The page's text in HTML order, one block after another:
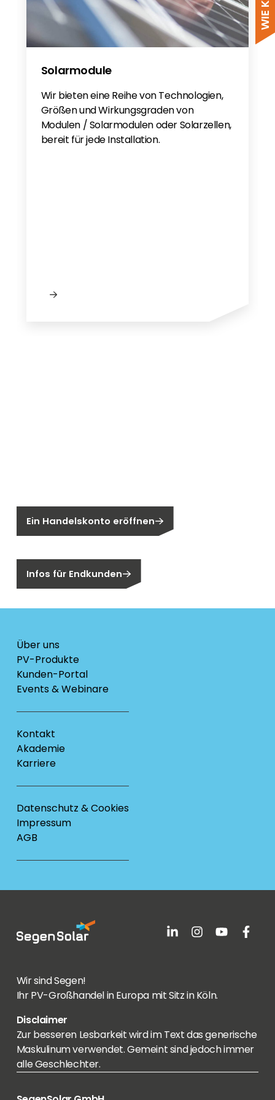
Solarmodule
Wir bieten eine Reihe von Technologien,
Größen und Wirkungsgraden von
Modulen / Solarmodulen oder Solarzellen,
bereit für jede Installation.
Ein Handelskonto eröffnen
Infos für Endkunden
Über uns
PV-Produkte
Kunden-Portal
Events & Webinare
Kontakt
Akademie
Karriere
Datenschutz & Cookies
Impressum
AGB
Wir sind Segen!
Ihr PV-Großhandel in Europa mit Sitz in Köln.
Disclaimer
Zur besseren Lesbarkeit wird im Text das generische
Maskulinum verwendet. Gemeint sind jedoch immer
alle Geschlechter.